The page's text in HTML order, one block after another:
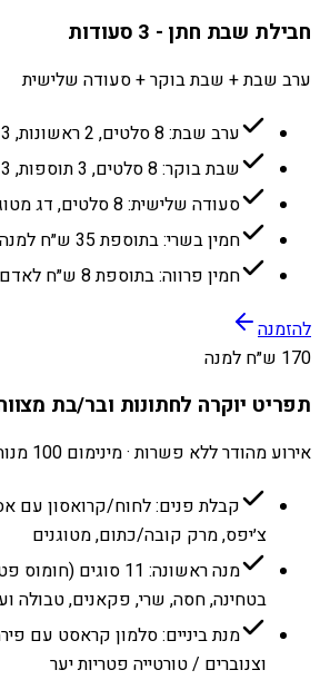
חבילת שבת חתן - 3 סעודות
ערב שבת + שבת בוקר + סעודה שלישית
ערב שבת: 8 סלטים, 2 ראשונות, 3 תוספות, 3 בשרים
שבת בוקר: 8 סלטים, 3 תוספות, 3 בשרים
סעודה שלישית: 8 סלטים, דג מטוגן, פשטידת השף
חמין בשרי: בתוספת 35 ש״ח למנה
חמין פרווה: בתוספת 8 ש״ח לאדם
להזמנה
170 ש״ח למנה
תפריט יוקרה לחתונות ובר/בת
אירוע מהודר ללא פשרות · מינימום 100 מנות
קבלת פנים: לחוח/קרואסון עם
צ׳יפס, מרק קובה/כתום, מטוגנים
מנה ראשונה: 11 סוגים
בטחינה, חסה, שרי, פקאנים, טבולה
מנת ביניים: סלמון קראסט עם
וצנוברים / טורטייה פטריות יער